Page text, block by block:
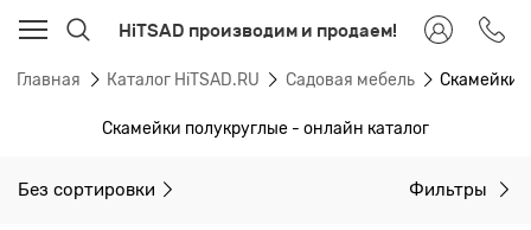
HiTSAD производим и продаем!
Главная Каталог HiTSAD.RU Садовая мебель Скамейки
Скамейки полукруглые - онлайн каталог
Без сортировки Фильтры